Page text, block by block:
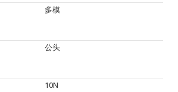
多模
公头
10N